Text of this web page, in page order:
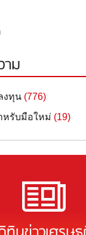
ม
งทุน (776)
หรับมือใหม่ (19)